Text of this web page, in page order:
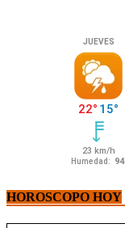
HOROSCOPO HOY